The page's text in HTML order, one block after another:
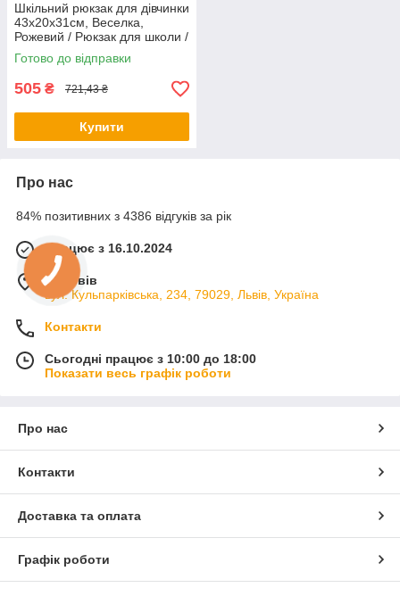
Шкільний рюкзак для дівчинки
43х20х31см, Веселка,
Рожевий / Рюкзак для школи /
Портфель для школи /
Рюкзак шкільний
Готово до відправки
505 ₴ 721,43 ₴
Купити
Про нас
84% позитивних з 4386 відгуків за рік
Працює з 16.10.2024
м. Львів
вул. Кульпарківська, 234, 79029, Львів, Україна
Контакти
Сьогодні працює з 10:00 до 18:00
Показати весь графік роботи
Про нас
Контакти
Доставка та оплата
Графік роботи